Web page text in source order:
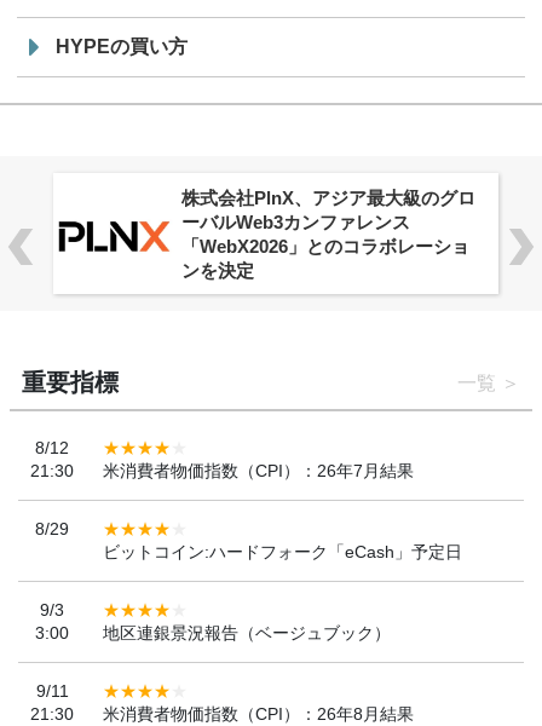
HYPEの買い方
株式会社PlnX、アジア最大級のグロ
ーバルWeb3カンファレンス
「WebX2026」とのコラボレーショ
ンを決定
重要指標 一覧
8/12
21:30
米消費者物価指数（CPI）：26年7月結果
8/29
ビットコイン:ハードフォーク「eCash」予定日
9/3
3:00
地区連銀景況報告（ベージュブック）
9/11
21:30
米消費者物価指数（CPI）：26年8月結果